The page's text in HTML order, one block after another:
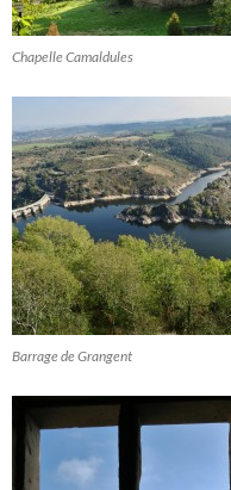
Chapelle Camaldules
Barrage de Grangent